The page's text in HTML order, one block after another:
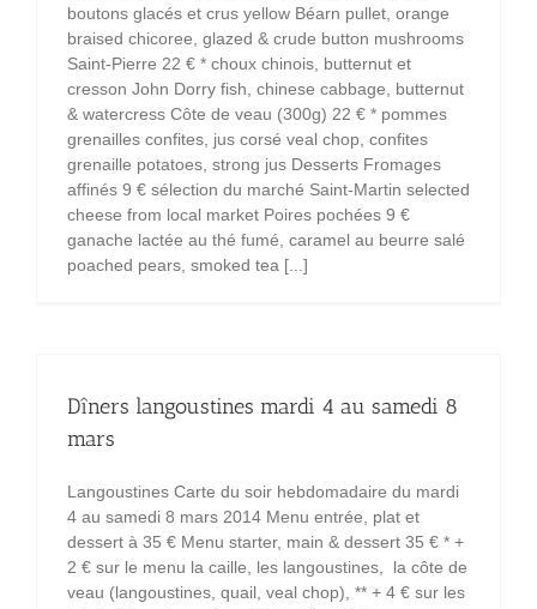
boutons glacés et crus yellow Béarn pullet, orange
braised chicoree, glazed & crude button mushrooms
Saint-Pierre 22 € * choux chinois, butternut et
cresson John Dorry fish, chinese cabbage, butternut
& watercress Côte de veau (300g) 22 € * pommes
grenailles confites, jus corsé veal chop, confites
grenaille potatoes, strong jus Desserts Fromages
affinés 9 € sélection du marché Saint-Martin selected
cheese from local market Poires pochées 9 €
ganache lactée au thé fumé, caramel au beurre salé
poached pears, smoked tea [...]
Dîners langoustines mardi 4 au samedi 8
mars
Langoustines Carte du soir hebdomadaire du mardi
4 au samedi 8 mars 2014 Menu entrée, plat et
dessert à 35 € Menu starter, main & dessert 35 € * +
2 € sur le menu la caille, les langoustines, la côte de
veau (langoustines, quail, veal chop), ** + 4 € sur les